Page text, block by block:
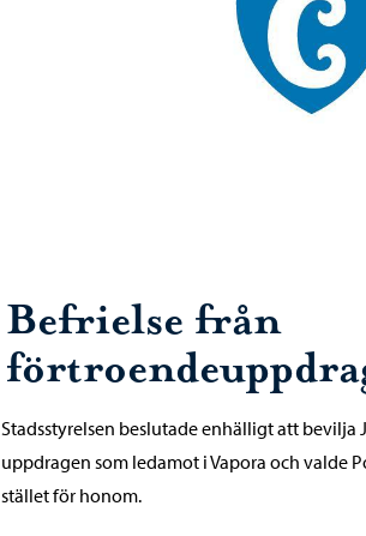
Befrielse från
Stadsstyrelsen beslutade enhälligt att bevilja
uppdragen som ledamot i Vapora och valde
stället för honom.